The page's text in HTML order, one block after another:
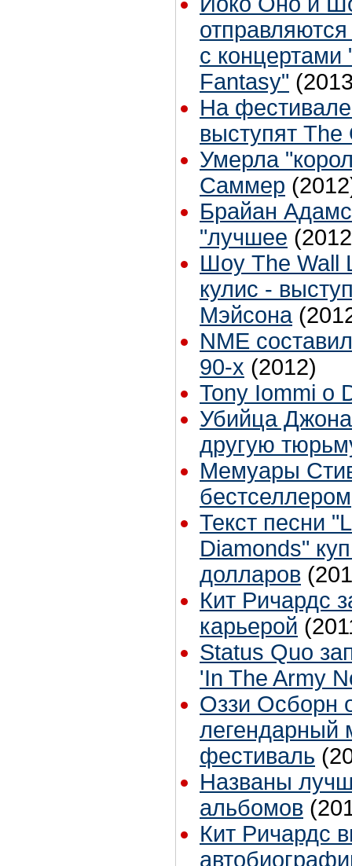
с концертами
Fantasy"
На
выступят The
Умерла
Саммер
Брайан
"лучшее
Шоу The Wall
кулис -
Мэйсона
NME
90-х (2012)
Tony Iommi о
Убийца
другую
Мемуары
бестселлером
Текст песни
Diamonds"
долларов
Кит Ричардс
карьерой
Status Quo
'In The Army
Оззи Осборн
легендарный
фестиваль
Названы
альбомов
Кит Ричардс